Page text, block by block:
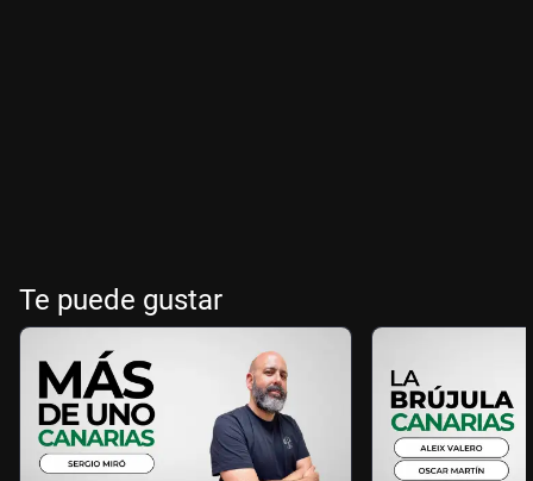
Te puede gustar